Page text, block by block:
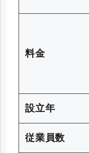
料金
設立年
従業員数